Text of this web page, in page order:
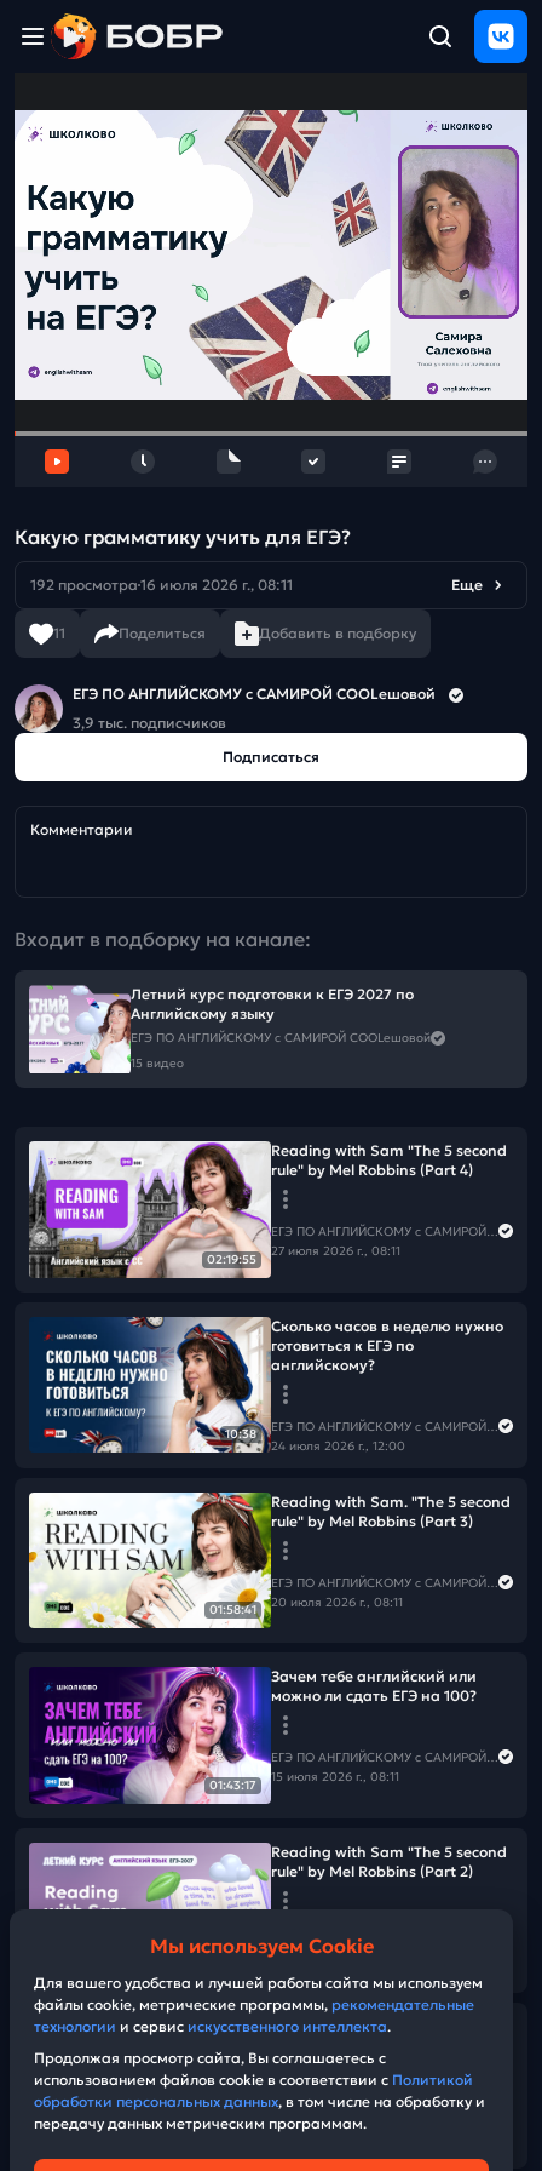
ЩЕЛЧОК
2026
Полезные
материалы
Проверка
сочинений
Тех
и
отзыв
Какую грамматику учить для ЕГЭ?
192 просмотра 16 июля 2026 г., 08:11 Еще
11 Поделиться Добавить в подборку
ЕГЭ ПО АНГЛИЙСКОМУ с САМИРОЙ COOLешовой
3,9 тыс. подписчиков
Подписаться
Комментарии
Входит в подборку на канале:
Летний курс подготовки к ЕГЭ 2027 по
Английскому языку
ЕГЭ ПО АНГЛИЙСКОМУ с САМИРОЙ COOLешовой
15 видео
02:19:55
Reading with Sam "The 5 second
rule" by Mel Robbins (Part 4)
ЕГЭ ПО АНГЛИЙСКОМУ с САМИРОЙ COOLешовой
27 июля 2026 г., 08:11
10:38
Сколько часов в неделю нужно
готовиться к ЕГЭ по
английскому?
ЕГЭ ПО АНГЛИЙСКОМУ с САМИРОЙ COOLешовой
24 июля 2026 г., 12:00
01:58:41
Reading with Sam. "The 5 second
rule" by Mel Robbins (Part 3)
ЕГЭ ПО АНГЛИЙСКОМУ с САМИРОЙ COOLешовой
20 июля 2026 г., 08:11
01:43:17
Зачем тебе английский или
можно ли сдать ЕГЭ на 100?
ЕГЭ ПО АНГЛИЙСКОМУ с САМИРОЙ COOLешовой
15 июля 2026 г., 08:11
Reading with Sam "The 5 second
rule" by Mel Robbins (Part 2)
13 июля 2026 г., 08:11
01:20:34
Reading with Sam "The 5 second
08 июля 2026 г., 08:11
Мы используем Cookie
Для вашего удобства и лучшей работы сайта мы используем
файлы cookie, метрические программы, рекомендательные
технологии и сервис искусственного интеллекта.
Продолжая просмотр сайта, Вы соглашаетесь с
использованием файлов cookie в соответствии с Политикой
обработки персональных данных, в том числе на обработку и
передачу данных метрическим программам.